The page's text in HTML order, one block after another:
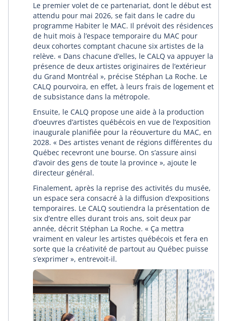
Le premier volet de ce partenariat, dont le début est
attendu pour mai 2026, se fait dans le cadre du
programme Habiter le MAC. Il prévoit des résidences
de huit mois à l’espace temporaire du MAC pour
deux cohortes comptant chacune six artistes de la
relève. « Dans chacune d’elles, le CALQ va appuyer la
présence de deux artistes originaires de l’extérieur
du Grand Montréal », précise Stéphan La Roche. Le
CALQ pourvoira, en effet, à leurs frais de logement et
de subsistance dans la métropole.
Ensuite, le CALQ propose une aide à la production
d’oeuvres d’artistes québécois en vue de l’exposition
inaugurale planifiée pour la réouverture du MAC, en
2028. « Des artistes venant de régions différentes du
Québec recevront une bourse. On s’assure ainsi
d’avoir des gens de toute la province », ajoute le
directeur général.
Finalement, après la reprise des activités du musée,
un espace sera consacré à la diffusion d’expositions
temporaires. Le CALQ soutiendra la présentation de
six d’entre elles durant trois ans, soit deux par
année, décrit Stéphan La Roche. « Ça mettra
vraiment en valeur les artistes québécois et fera en
sorte que la créativité de partout au Québec puisse
s’exprimer », entrevoit-il.